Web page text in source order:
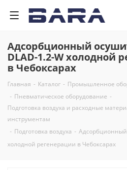
Адсорбционный
DLAD-1.2-W холодной
в Чебоксарах
Главная - Каталог - Промышленное
- Пневматическое оборудование -
Подготовка воздуха и расходные
инструментам
- Подготовка воздуха - Адсорбционный
холодной регенерации в Чебоксарах